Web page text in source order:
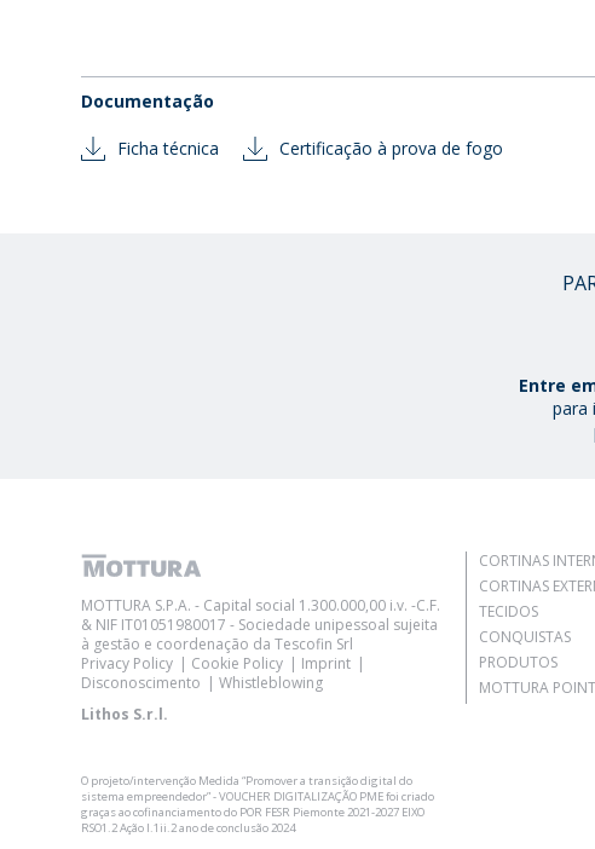
Documentação
Ficha técnica Certificação à prova de fogo
Entre
para
MOTTURA S.P.A. - Capital social 1.300.000,00 i.v. -C.F.
& NIF IT01051980017 - Sociedade unipessoal sujeita
à gestão e coordenação da Tescofin Srl
Privacy Policy
Cookie Policy
Imprint
Disconoscimento
Whistleblowing
Lithos S.r.l.
O projeto/intervenção Medida “Promover a transição digital do
sistema empreendedor” - VOUCHER DIGITALIZAÇÃO PME foi criado
graças ao cofinanciamento do POR FESR Piemonte 2021-2027 EIXO
RSO1.2 Ação I.1ii.2 ano de conclusão 2024
CORTINAS
CORTINAS
TECIDOS
CONQUISTAS
PRODUTOS
MOTTURA POINT